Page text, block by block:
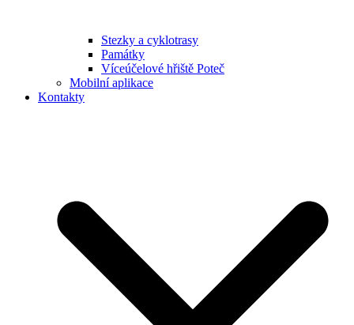
Stezky a cyklotrasy
Památky
Víceúčelové hřiště Poteč
Mobilní aplikace
Kontakty